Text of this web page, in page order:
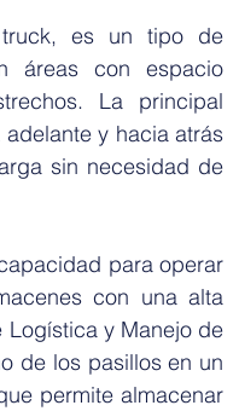
truck, es un tipo de
áreas con espacio
La principal
y hacia atrás
sin necesidad de
para operar
con una alta
y Manejo de
de los pasillos en un
permite almacenar